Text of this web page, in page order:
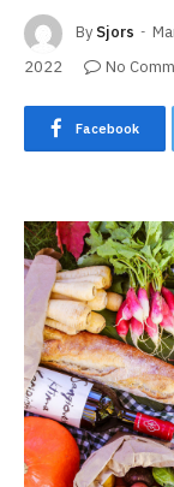
By Sjors
2022
No
Facebook